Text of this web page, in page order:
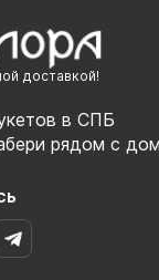
доставкой!
в СПБ
рядом с